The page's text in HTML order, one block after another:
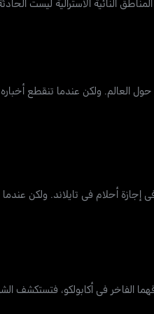
العالم. ولكن عندما تنقطع
إجازة أحلام في تايلاند. ولكن
الفاخر في أكابولكو، فتستكشف